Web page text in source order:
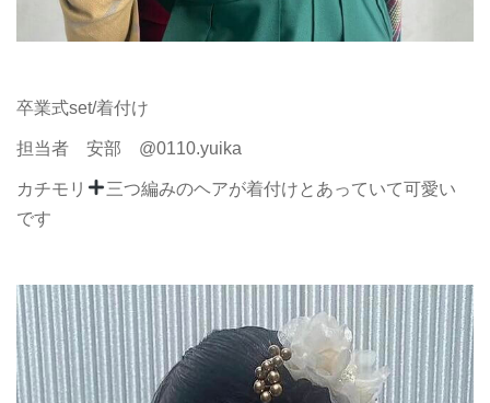
卒業式set/着付け
担当者 安部 @0110.yuika
カチモリ
三つ編みのヘアが着付けとあっていて可愛い
です